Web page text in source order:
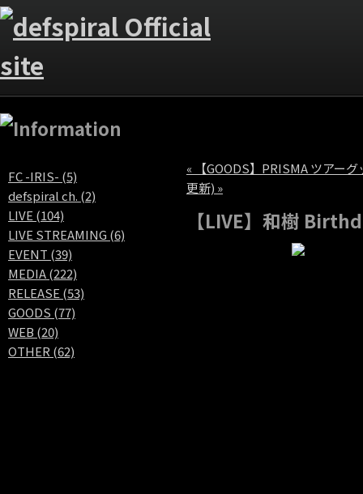
FC -IRIS- (5)
defspiral ch. (2)
LIVE (104)
LIVE STREAMING (6)
EVENT (39)
MEDIA (222)
RELEASE (53)
GOODS (77)
WEB (20)
OTHER (62)
« 【GOODS】PRISMA ツアーグ
更新) »
【LIVE】和樹